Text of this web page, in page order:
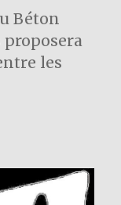
Béton
proposera
les